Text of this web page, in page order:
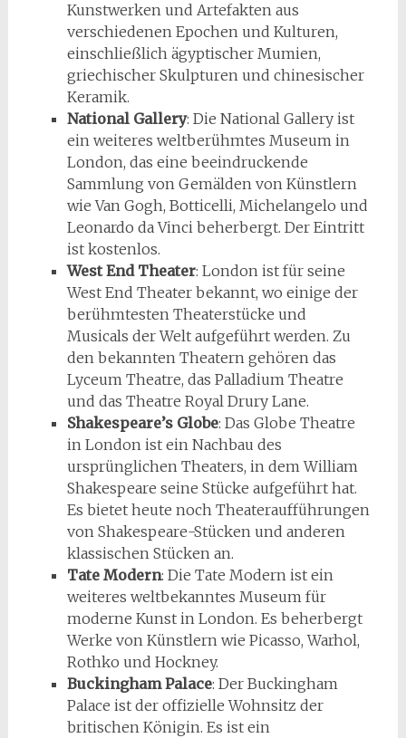
Kunstwerken und Artefakten aus
verschiedenen Epochen und Kulturen,
einschließlich ägyptischer Mumien,
griechischer Skulpturen und chinesischer
Keramik.
National Gallery: Die National Gallery ist
ein weiteres weltberühmtes Museum in
London, das eine beeindruckende
Sammlung von Gemälden von Künstlern
wie Van Gogh, Botticelli, Michelangelo und
Leonardo da Vinci beherbergt. Der Eintritt
ist kostenlos.
West End Theater: London ist für seine
West End Theater bekannt, wo einige der
berühmtesten Theaterstücke und
Musicals der Welt aufgeführt werden. Zu
den bekannten Theatern gehören das
Lyceum Theatre, das Palladium Theatre
und das Theatre Royal Drury Lane.
Shakespeare’s Globe: Das Globe Theatre
in London ist ein Nachbau des
ursprünglichen Theaters, in dem William
Shakespeare seine Stücke aufgeführt hat.
Es bietet heute noch Theateraufführungen
von Shakespeare-Stücken und anderen
klassischen Stücken an.
Tate Modern: Die Tate Modern ist ein
weiteres weltbekanntes Museum für
moderne Kunst in London. Es beherbergt
Werke von Künstlern wie Picasso, Warhol,
Rothko und Hockney.
Buckingham Palace: Der Buckingham
Palace ist der offizielle Wohnsitz der
britischen Königin. Es ist ein